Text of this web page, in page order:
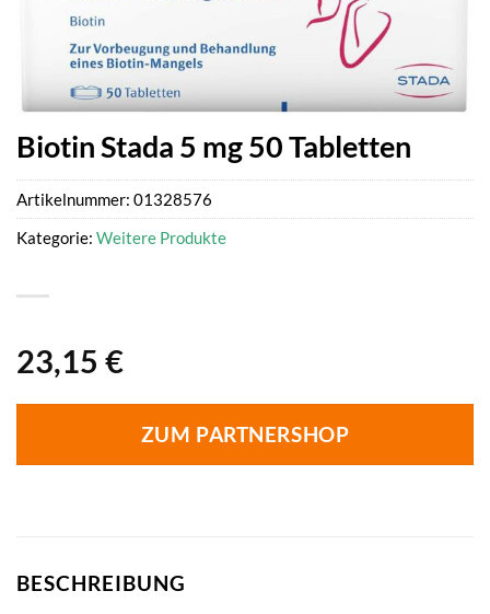
Biotin Stada 5 mg 50 Tabletten
23,15 €
ZUM PARTNERSHOP
Artikelnummer: 01328576
Kategorie: Weitere Produkte
BESCHREIBUNG